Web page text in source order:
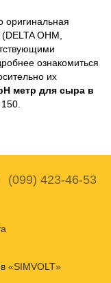
оригинальная
OHM,
ознакомиться
их
метр для сыра в
(099) 423-46-53
«SIMVOLT»